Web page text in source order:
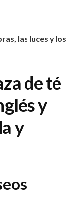
las luces y los
de té
y
y